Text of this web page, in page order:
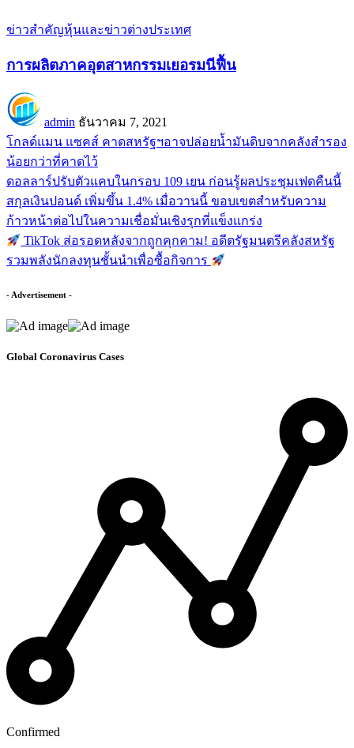
ข่าวสำคัญหุ้นและข่าวต่างประเทศ
การผลิตภาคอุตสาหกรรมเยอรมนีฟื้น
admin ธันวาคม 7, 2021
โกลด์แมน แซคส์ คาดสหรัฐฯอาจปล่อยน้ำมันดิบจากคลังสำรอง
น้อยกว่าที่คาดไว้
ดอลลาร์ปรับตัวแคบในกรอบ 109 เยน ก่อนรู้ผลประชุมเฟดคืนนี้
สกุลเงินปอนด์ เพิ่มขึ้น 1.4% เมื่อวานนี้ ขอบเขตสำหรับความ
ก้าวหน้าต่อไปในความเชื่อมั่นเชิงรุกที่แข็งแกร่ง
TikTok ส่อรอดหลังจากถูกคุกคาม! อดีตรัฐมนตรีคลังสหรัฐ
รวมพลังนักลงทุนชั้นนำเพื่อซื้อกิจการ
- Advertisement -
Global Coronavirus Cases
Confirmed